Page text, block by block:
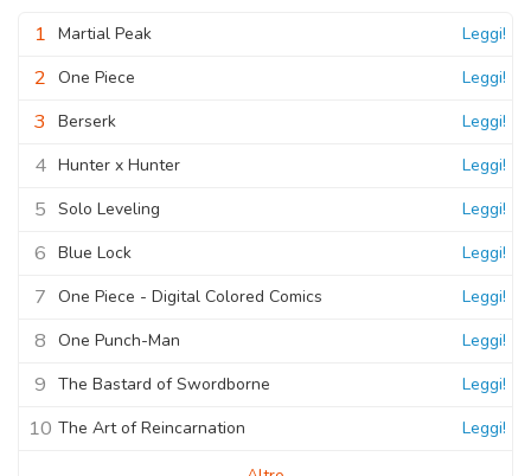
1 Martial Peak Leggi!
2 One Piece Leggi!
3 Berserk Leggi!
4 Hunter x Hunter Leggi!
5 Solo Leveling Leggi!
6 Blue Lock Leggi!
7 One Piece - Digital Colored Comics Leggi!
8 One Punch-Man Leggi!
9 The Bastard of Swordborne Leggi!
10 The Art of Reincarnation Leggi!